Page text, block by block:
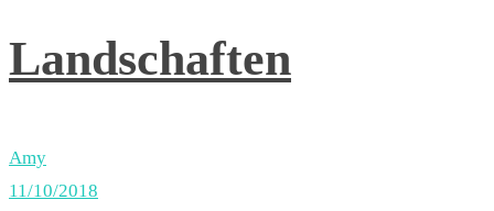
Landschaften
Amy
11/10/2018